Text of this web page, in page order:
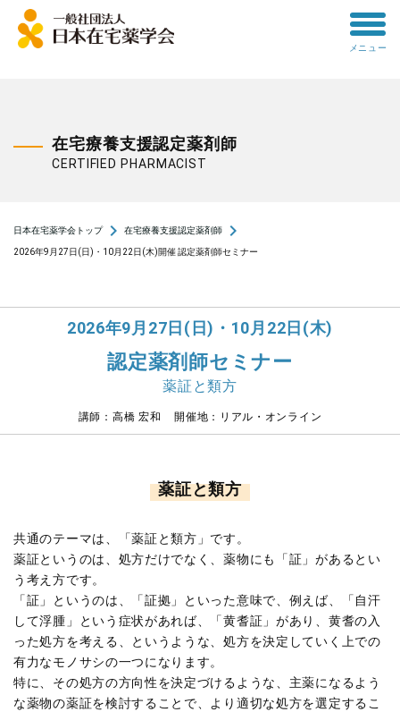
toggle
メニュー
在宅療養支援認定薬剤師
CERTIFIED PHARMACIST
日本在宅薬学会トップnavigate_next 在宅療養支援認定薬剤師 navigate_next
2026年9月27日(日)・10月22日(木)開催 認定薬剤師セミナー
2026年9月27日(日)・10月22日(木)
認定薬剤師セミナー
薬証と類方
講師：高橋 宏和 開催地：リアル・オンライン
薬証と類方
共通のテーマは、「薬証と類方」です。
薬証というのは、処方だけでなく、薬物にも「証」があるとい
う考え方です。
「証」というのは、「証拠」といった意味で、例えば、「自汗
して浮腫」という症状があれば、「黄耆証」があり、黄耆の入
った処方を考える、というような、処方を決定していく上での
有力なモノサシの一つになります。
特に、その処方の方向性を決定づけるような、主薬になるよう
な薬物の薬証を検討することで、より適切な処方を選定するこ